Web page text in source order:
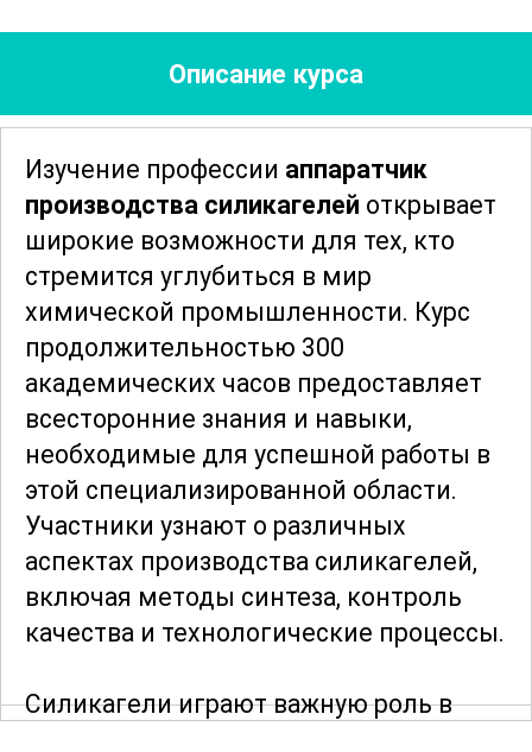
Описание курса
Изучение профессии аппаратчик
производства силикагелей открывает
широкие возможности для тех, кто
стремится углубиться в мир
химической промышленности. Курс
продолжительностью 300
академических часов предоставляет
всесторонние знания и навыки,
необходимые для успешной работы в
этой специализированной области.
Участники узнают о различных
аспектах производства силикагелей,
включая методы синтеза, контроль
качества и технологические процессы.
Силикагели играют важную роль в